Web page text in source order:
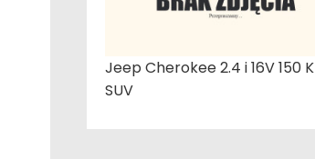
Jeep Cherokee 2.4 i 16V 150
SUV